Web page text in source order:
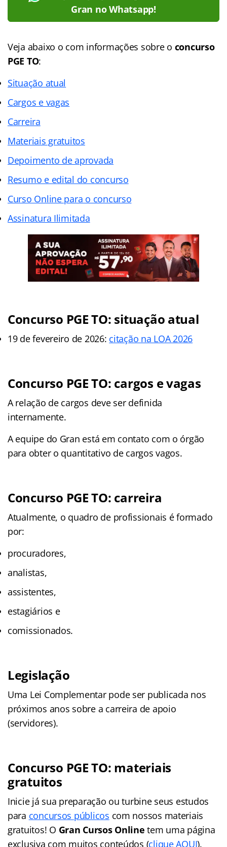
Gran no Whatsapp!
Veja abaixo o com informações sobre o concurso
PGE TO:
Situação atual
Cargos e vagas
Carreira
Materiais gratuitos
Depoimento de aprovada
Resumo e edital do concurso
Curso Online para o concurso
Assinatura Ilimitada
Concurso PGE TO: situação atual
19 de fevereiro de 2026: citação na LOA 2026
Concurso PGE TO: cargos e vagas
A relação de cargos deve ser definida
internamente.
A equipe do Gran está em contato com o órgão
para obter o quantitativo de cargos vagos.
Concurso PGE TO: carreira
Atualmente, o quadro de profissionais é formado
por:
procuradores,
analistas,
assistentes,
estagiários e
comissionados.
Legislação
Uma Lei Complementar pode ser publicada nos
próximos anos sobre a carreira de apoio
(servidores).
Concurso PGE TO: materiais
gratuitos
Inicie já sua preparação ou turbine seus estudos
para concursos públicos com nossos materiais
gratuitos! O Gran Cursos Online tem uma página
exclusiva com muitos conteúdos (clique AQUI).